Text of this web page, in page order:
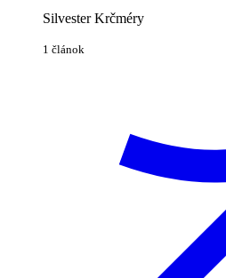
Silvester Krčméry
1 článok